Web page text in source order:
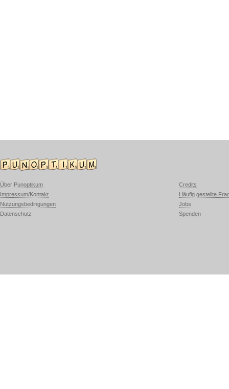
Über Punoptikum
Impressum/Kontakt
Nutzungsbedingungen
Datenschutz
Credits
Häufig gestellte
Jobs
Spenden